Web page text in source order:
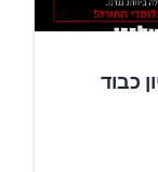
כבוד